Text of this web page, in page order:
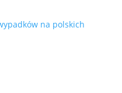
na polskich